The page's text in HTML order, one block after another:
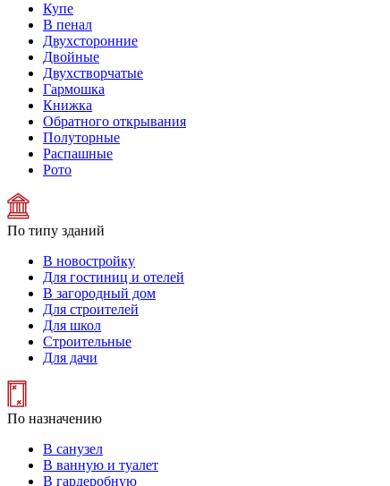
Купе
В пенал
Двухсторонние
Двойные
Двухстворчатые
Гармошка
Книжка
Обратного открывания
Полуторные
Распашные
Рото
По типу зданий
В новостройку
Для гостиниц и отелей
В загородный дом
Для строителей
Для школ
Строительные
Для дачи
По назначению
В санузел
В ванную и туалет
В гардеробную